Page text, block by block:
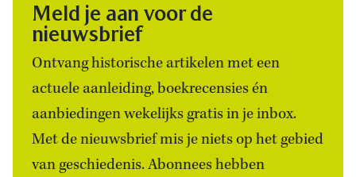
Meld je aan voor de
nieuwsbrief
Ontvang historische artikelen met een
actuele aanleiding, boekrecensies én
aanbiedingen wekelijks gratis in je inbox.
Met de nieuwsbrief mis je niets op het gebied
van geschiedenis. Abonnees hebben